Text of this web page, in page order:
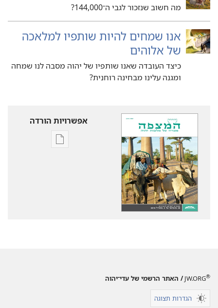
מה חשוב שנזכור לגבי ה־000,‏144?‏
אנו שמחים להיות שותפיו למלאכה
של אלוהים
כיצד העובדה שאנו שותפיו של יהוה מסבה לנו שמחה
ומגנה עלינו מבחינה רוחנית?‏
אפשרויות הורדה
אפשרויות
JW.ORG® / האתר הרשמי של עדי־יהוה
הגדרות תצוגה